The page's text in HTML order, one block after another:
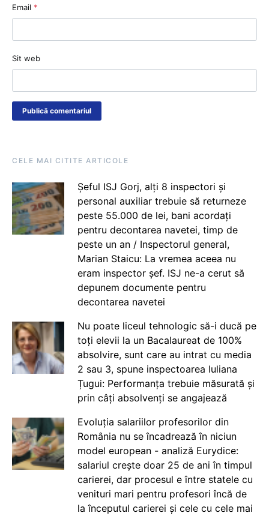
Email *
Sit web
CELE MAI CITITE ARTICOLE
Șeful ISJ Gorj, alți 8 inspectori și
personal auxiliar trebuie să returneze
peste 55.000 de lei, bani acordați
pentru decontarea navetei, timp de
peste un an / Inspectorul general,
Marian Staicu: La vremea aceea nu
eram inspector șef. ISJ ne-a cerut să
depunem documente pentru
decontarea navetei
Nu poate liceul tehnologic să-i ducă pe
toți elevii la un Bacalaureat de 100%
absolvire, sunt care au intrat cu media
2 sau 3, spune inspectoarea Iuliana
Țugui: Performanța trebuie măsurată și
prin câți absolvenți se angajează
Evoluția salariilor profesorilor din
România nu se încadrează în niciun
model european - analiză Eurydice:
salariul crește doar 25 de ani în timpul
carierei, dar procesul e între statele cu
venituri mari pentru profesori încă de
la începutul carierei și cele cu cele mai